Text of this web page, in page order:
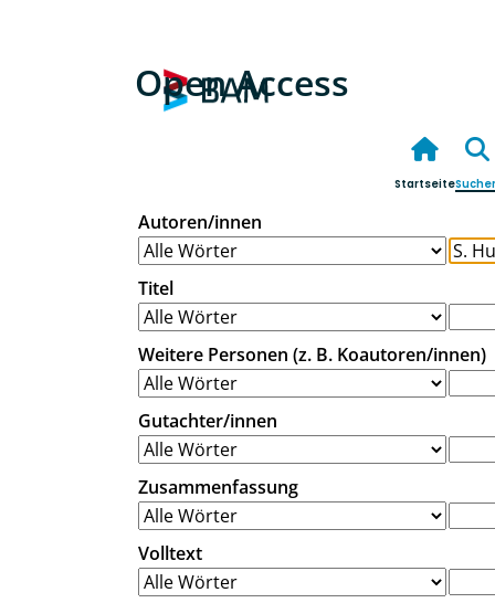
Open Access
Startseite
Autoren/innen
Titel
Weitere Personen (z. B. Koautoren/innen)
Gutachter/innen
Zusammenfassung
Volltext